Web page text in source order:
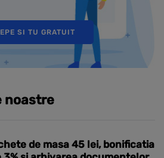
SI TU GRATUIT
noastre
de masa 45 lei, bonificatia